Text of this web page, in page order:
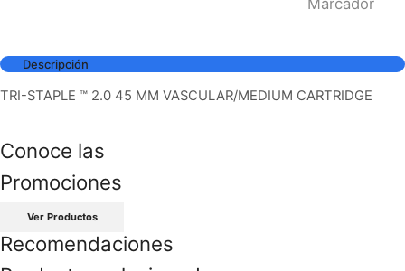
Descripción
TRI-STAPLE ™ 2.0 45 MM VASCULAR/MEDIUM CARTRIDGE
Conoce las
Promociones
Ver Productos
Recomendaciones